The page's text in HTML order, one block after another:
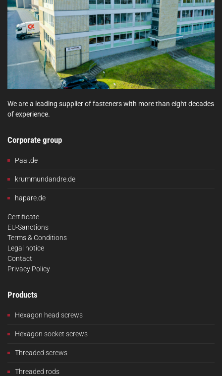
We are a leading supplier of fasteners with more than eight decades
of experience.
Corporate group
Paal.de
krummundandre.de
hapare.de
Certificate
EU-Sanctions
Terms & Conditions
Legal notice
Contact
Privacy Policy
Products
Hexagon head screws
Hexagon socket screws
Threaded screws
Threaded rods